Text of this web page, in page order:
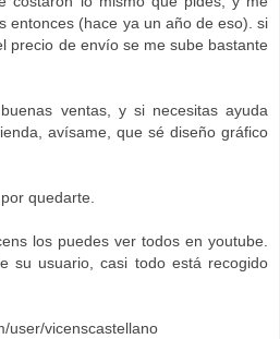
entonces (hace ya un año de eso). si
precio de envío se me sube bastante
ventas, y si necesitas ayuda
avísame, que sé diseño gráfico
quedarte.
los puedes ver todos en youtube.
su usuario, casi todo está recogido
user/vicenscastellano